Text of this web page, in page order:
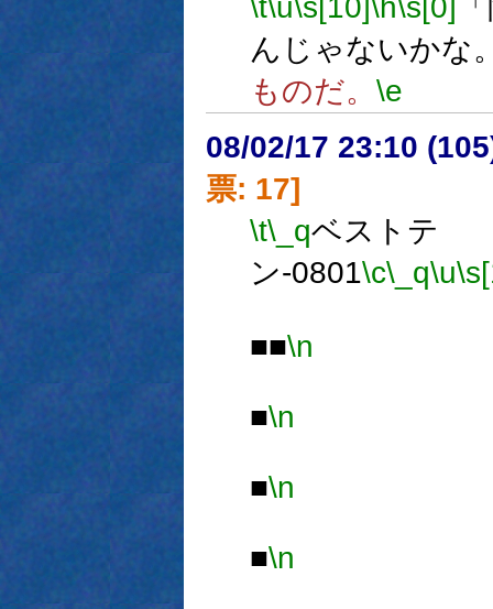
\t\u\s[10] \h\s[0]
んじゃないかな
ものだ。 \e
08/02/17 23:10
票: 17]
\t\_qベストテ
ン-0801\c\_q\u
■■\n
■\n
■\n
■\n